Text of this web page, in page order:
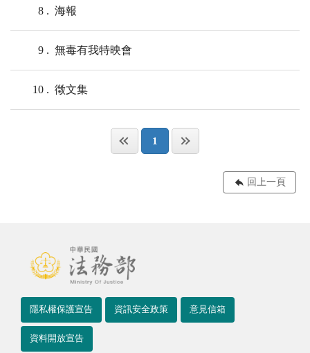
8 海報
9 無毒有我特映會
10 徵文集
1
回上一頁
隱私權保護宣告 資訊安全政策 意見信箱
資料開放宣告